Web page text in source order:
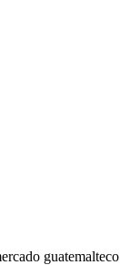
guatemalteco